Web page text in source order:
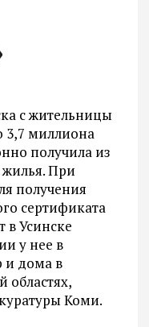
с жительницы
3,7 миллиона
получила из
При
получения
сертификата
в Усинске
у нее в
и дома в
областях,
Коми.